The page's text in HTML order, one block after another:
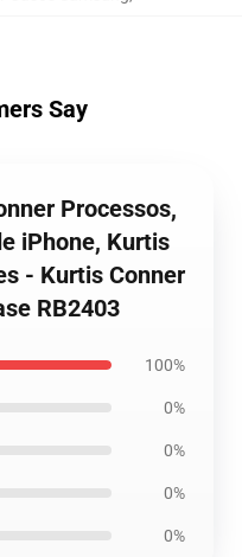
Say
Processos,
iPhone, Kurtis
- Kurtis Conner
RB2403
100%
0%
0%
0%
0%